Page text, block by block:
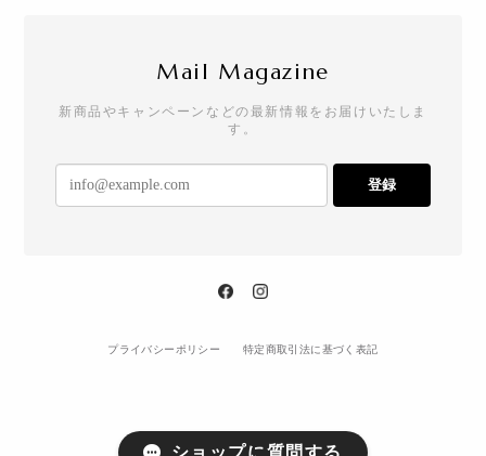
Mail Magazine
新商品やキャンペーンなどの最新情報をお届けいたしま
す。
登録
プライバシーポリシー 特定商取引法に基づく表記
ショップに質問する